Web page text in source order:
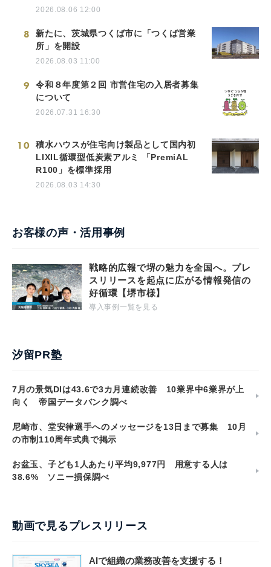
2026.08.06 12:00
8
新たに、茨城県つくば市に「つくば営業
所」を開設
2026.08.03 11:00
9
令和８年度第２回 市営住宅の入居者募集
について
2026.07.31 16:30
10
積水ハウスが住宅向け製品として国内初
LIXIL循環型低炭素アルミ 「PremiAL
R100」を標準採用
2026.08.03 14:30
お客様の声・活用事例
戦略的広報で堺の魅力を全国へ。プレ
スリリースを起点に広がる情報発信の
好循環【堺市様】
導入事例一覧を見る
汐留PR塾
7月の景気DIは43.6で3カ月連続改善 10業界中6業界が上
向く 帝国データバンク調べ
尼崎市、堂安律選手へのメッセージを13日まで募集 10月
の市制110周年式典で掲示
お盆玉、子ども1人あたり平均9,977円 用意する人は
38.6% ソニー損保調べ
動画で見るプレスリリース
AIで組織の業務改善を支援する！